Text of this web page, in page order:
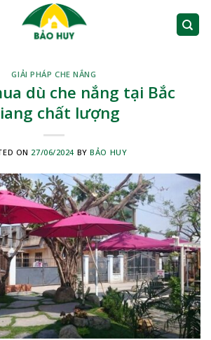
GIẢI PHÁP CHE NẮNG
dù che nắng tại Bắc
chất lượng
ON 27/06/2024 BYBẢO HUY